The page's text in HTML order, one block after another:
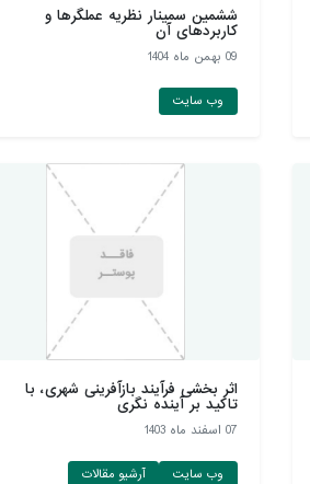
ششمین سمینار نظریه عملگرها و
کاربردهای آن
09 بهمن ماه 1404
وب سایت
اثر بخشی فرآیند بازآفرینی شهری، با
تاکید بر آینده نگری
07 اسفند ماه 1403
وب سایت آرشیو مقالات